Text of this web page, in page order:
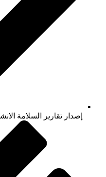
إصدار تقارير السلامة